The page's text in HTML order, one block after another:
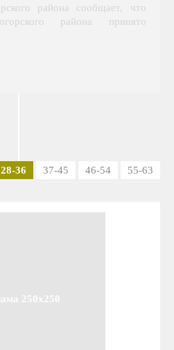
района сообщает, что
района принято
28-36 37-45 46-54 55-63
250x250